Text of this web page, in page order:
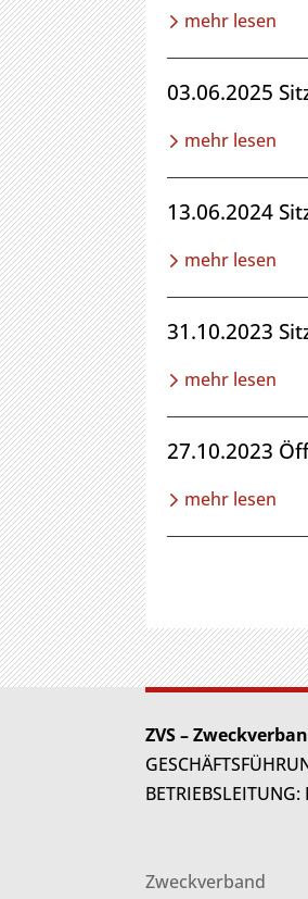
mehr lesen
03.06.2025
mehr lesen
13.06.2024
mehr lesen
31.10.2023
mehr lesen
27.10.2023
mehr lesen
ZVS –
Zweckverband